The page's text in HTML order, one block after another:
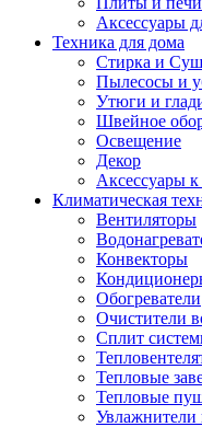
Аксессуары
Техника для дома
Стирка и
Пылесосы и
Утюги и
Швейное
Освещение
Декор
Аксессуары
Климатическая
Вентиляторы
Конвекторы
Обогреватели
Очистители
Сплит
Тепловые
Тепловые
Увлажнители